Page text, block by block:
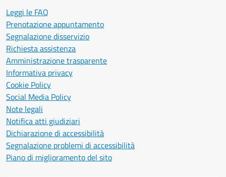
Leggi le FAQ
Prenotazione appuntamento
Segnalazione disservizio
Richiesta assistenza
Amministrazione trasparente
Informativa privacy
Cookie Policy
Social Media Policy
Note legali
Notifica atti giudiziari
Dichiarazione di accessibilità
Segnalazione problemi di accessibilità
Piano di miglioramento del sito